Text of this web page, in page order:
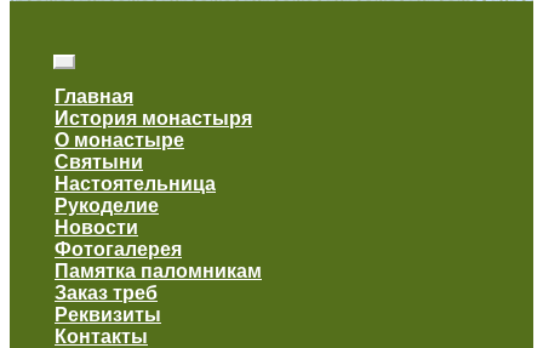
Главная
История монастыря
О монастыре
Святыни
Настоятельница
Рукоделие
Новости
Фотогалерея
Памятка паломникам
Заказ треб
Реквизиты
Контакты